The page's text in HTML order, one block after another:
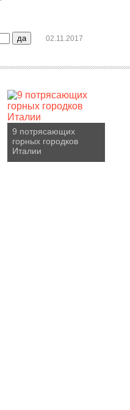
02.11.2017
9 потрясающих
горных городков
Италии